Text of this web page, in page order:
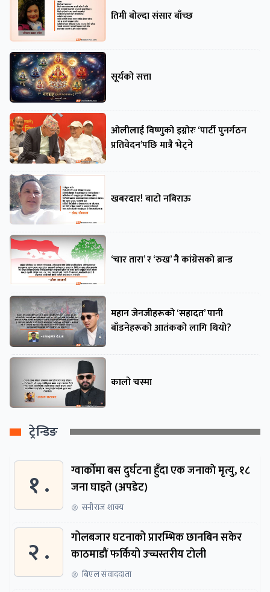
तिमी बोल्दा संसार बाँच्छ
सूर्यको सत्ता
ओलीलाई विष्णुको इग्नोरः ‘पार्टी पुनर्गठन
प्रतिवेदन’पछि मात्रै भेट्ने
खबरदार! बाटो नबिराऊ
‘चार तारा’ र ‘रुख’ नै कांग्रेसको ब्रान्ड
महान जेनजीहरूको ‘सहादत’ पानी
बाँडनेहरूको आतंकको लागि थियो?
कालो चस्मा
ट्रेन्डिङ
१ .
ग्वार्काेमा बस दुर्घटना हुँदा एक जनाकाे मृत्यु, १८
जना घाइते (अपडेट)
सनीराज शाक्य
२ .
गोलबजार घटनाको प्रारम्भिक छानबिन सकेर
काठमाडौं फर्कियो उच्चस्तरीय टोली
बिएल संवाददाता